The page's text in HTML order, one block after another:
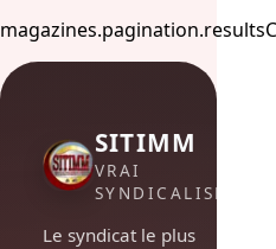
SITIMM
VRAI
SYNDICALISME
Le syndicat le plus